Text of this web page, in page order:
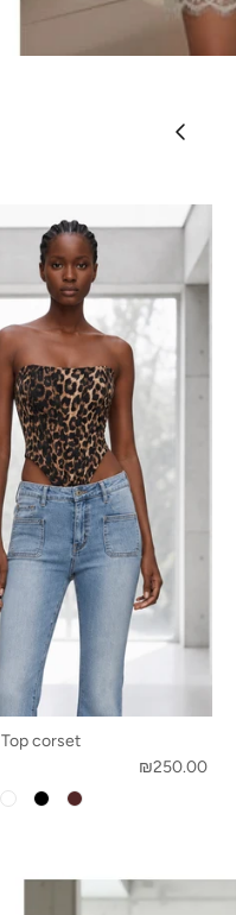
הבא
Top corset
₪250.00